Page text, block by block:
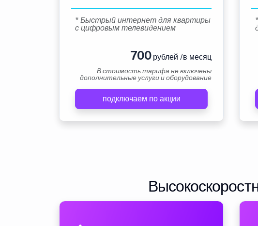
* Быстрый интернет для квартиры
с цифровым телевидением
700рублей /в месяц
В стоимость тарифа не включены
дополнительные услуги и оборудование
подключаем по акции